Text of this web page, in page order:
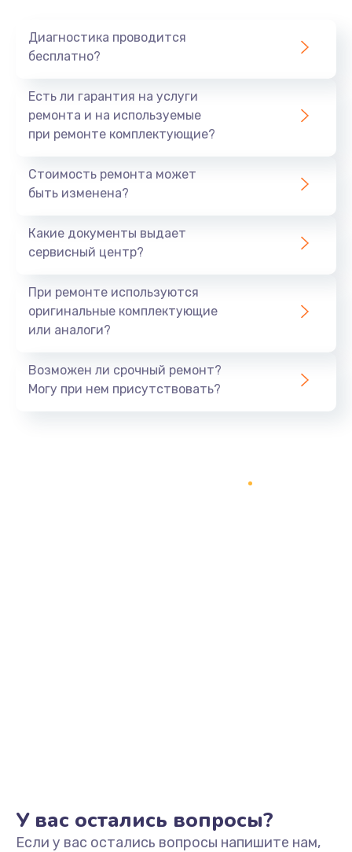
Диагностика проводится
бесплатно?
Есть ли гарантия на услуги
ремонта и на используемые
при ремонте комплектующие?
Стоимость ремонта может
быть изменена?
Какие документы выдает
сервисный центр?
При ремонте используются
оригинальные комплектующие
или аналоги?
Возможен ли срочный ремонт?
Могу при нем присутствовать?
У вас остались вопросы?
Если у вас остались вопросы напишите нам,